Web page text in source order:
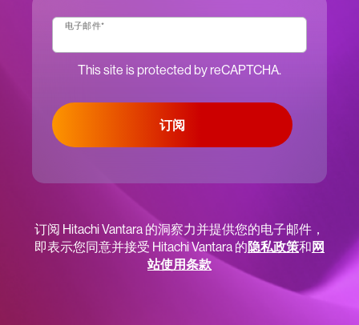
电子邮件*
This site is protected by reCAPTCHA.
订阅
订阅 Hitachi Vantara 的洞察力并提供您的电子邮件，
即表示您同意并接受 Hitachi Vantara 的隐私政策和 网
站使用条款